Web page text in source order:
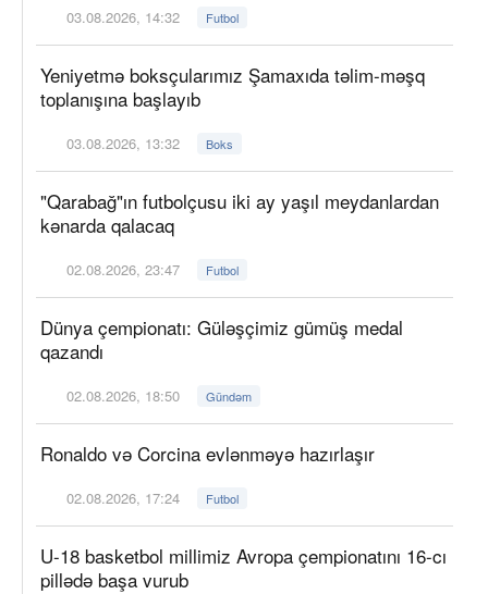
03.08.2026, 14:32 Futbol
Yeniyetmə boksçularımız Şamaxıda təlim-məşq
toplanışına başlayıb
03.08.2026, 13:32 Boks
"Qarabağ"ın futbolçusu iki ay yaşıl meydanlardan
kənarda qalacaq
02.08.2026, 23:47 Futbol
Dünya çempionatı: Güləşçimiz gümüş medal
qazandı
02.08.2026, 18:50 Gündəm
Ronaldo və Corcina evlənməyə hazırlaşır
02.08.2026, 17:24 Futbol
U-18 basketbol millimiz Avropa çempionatını 16-cı
pillədə başa vurub